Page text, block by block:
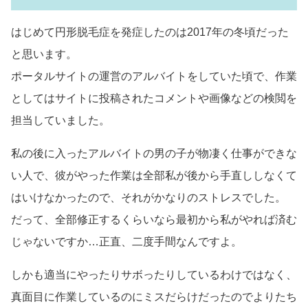
はじめて円形脱毛症を発症したのは2017年の冬頃だった
と思います。
ポータルサイトの運営のアルバイトをしていた頃で、作業
としてはサイトに投稿されたコメントや画像などの検閲を
担当していました。
私の後に入ったアルバイトの男の子が物凄く仕事ができな
い人で、彼がやった作業は全部私が後から手直ししなくて
はいけなかったので、それがかなりのストレスでした。
だって、全部修正するくらいなら最初から私がやれば済む
じゃないですか…正直、二度手間なんですよ。
しかも適当にやったりサボったりしているわけではなく、
真面目に作業しているのにミスだらけだったのでよりたち